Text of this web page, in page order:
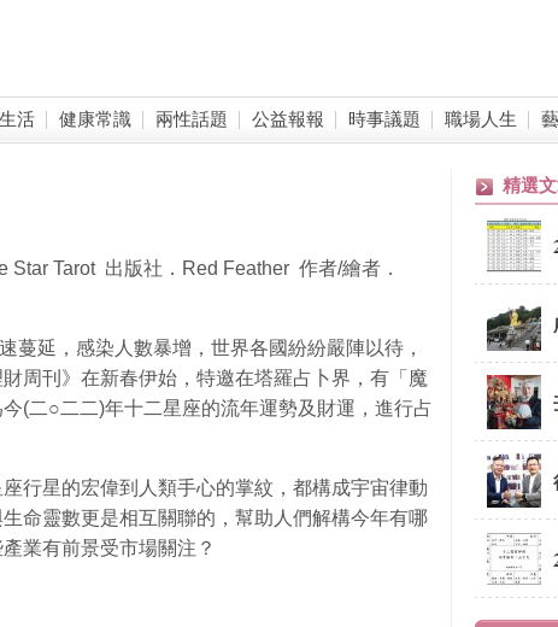
活 健康常識 兩性話題 公益報報 時事議題 職場人生
Tarot 出版社．Red Feather 作者/繪者．
蔓延，感染人數暴增，世界各國紛紛嚴陣以待，
周刊》在新春伊始，特邀在塔羅占卜界，有「魔
(二○二二)年十二星座的流年運勢及財運，進行占
行星的宏偉到人類手心的掌紋，都構成宇宙律動
命靈數更是相互關聯的，幫助人們解構今年有哪
業有前景受市場關注？
精選